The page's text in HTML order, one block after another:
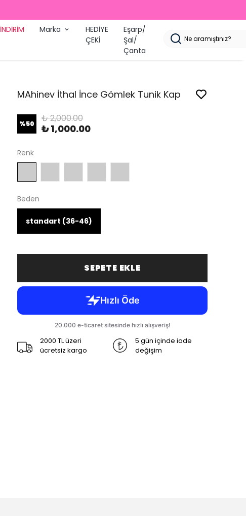
İNDİRİM Marka
HEDİYE
ÇEKİ
Eşarp/
Şal/
Çanta
MAhinev İthal İnce Gömlek Tunik Kap
%50 ₺ 2,000.00
₺ 1,000.00
Renk
Beden
standart (36-46)
SEPETE EKLE
2000 TL üzeri
ücretsiz kargo
5 gün içinde iade
değişim